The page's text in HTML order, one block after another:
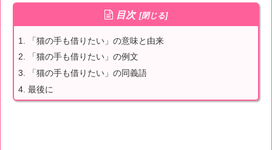
目次
「猫の手も借りたい」の意味と由来
「猫の手も借りたい」の例文
「猫の手も借りたい」の同義語
最後に